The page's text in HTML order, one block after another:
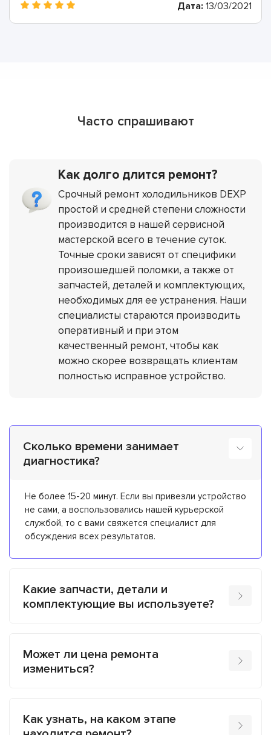
Дата: 13/03/2021
Часто спрашивают
Как долго длится ремонт?
Срочный ремонт холодильников DEXP
простой и средней степени сложности
производится в нашей сервисной
мастерской всего в течение суток.
Точные сроки зависят от специфики
произошедшей поломки, а также от
запчастей, деталей и комплектующих,
необходимых для ее устранения. Наши
специалисты стараются производить
оперативный и при этом
качественный ремонт, чтобы как
можно скорее возвращать клиентам
полностью исправное устройство.
Сколько времени занимает
диагностика?
Не более 15-20 минут. Если вы привезли устройство
не сами, а воспользовались нашей курьерской
службой, то с вами свяжется специалист для
обсуждения всех результатов.
Какие запчасти, детали и
комплектующие вы используете?
Может ли цена ремонта
измениться?
Как узнать, на каком этапе